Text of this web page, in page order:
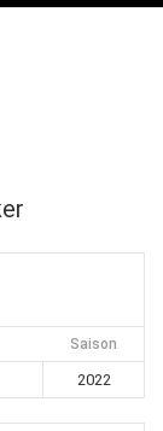
Saison
2022